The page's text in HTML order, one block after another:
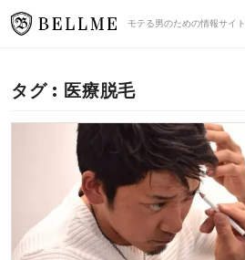
モテる男のための情報サイト
タグ : 医療脱毛